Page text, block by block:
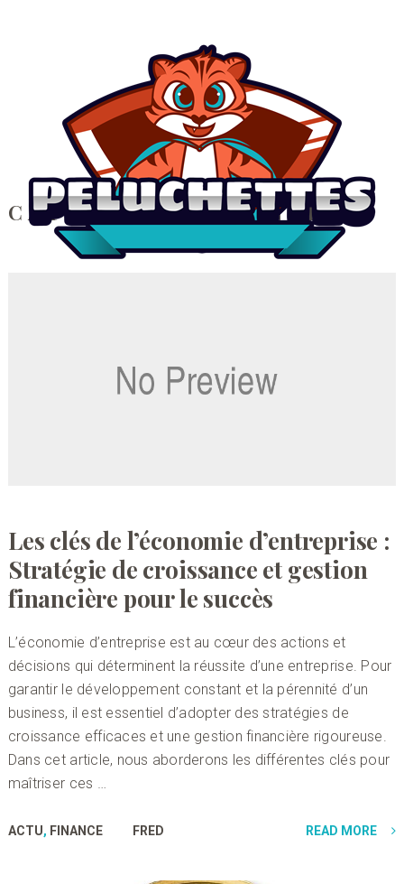
CATÉGORIE :FINANCE
Les clés de l’économie d’entreprise :
Stratégie de croissance et gestion
financière pour le succès
L’économie d’entreprise est au cœur des actions et
décisions qui déterminent la réussite d’une entreprise. Pour
garantir le développement constant et la pérennité d’un
business, il est essentiel d’adopter des stratégies de
croissance efficaces et une gestion financière rigoureuse.
Dans cet article, nous aborderons les différentes clés pour
maîtriser ces …
ACTU, FINANCE FRED READ MORE